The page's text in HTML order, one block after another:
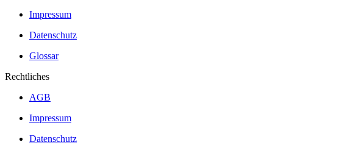
Impressum
Datenschutz
Glossar
Rechtliches
AGB
Impressum
Datenschutz